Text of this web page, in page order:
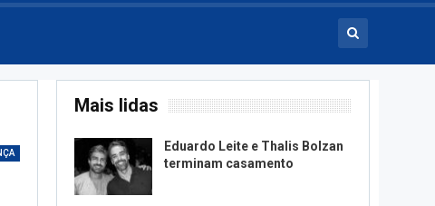
Mais lidas
Eduardo Leite e Thalis Bolzan
terminam casamento